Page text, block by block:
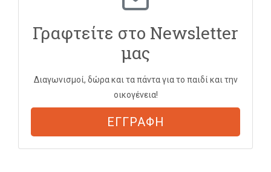
Γραφτείτε στο Newsletter
μας
Διαγωνισμοί, δώρα και τα πάντα για το παιδί και την
οικογένεια!
ΕΓΓΡΑΦΗ